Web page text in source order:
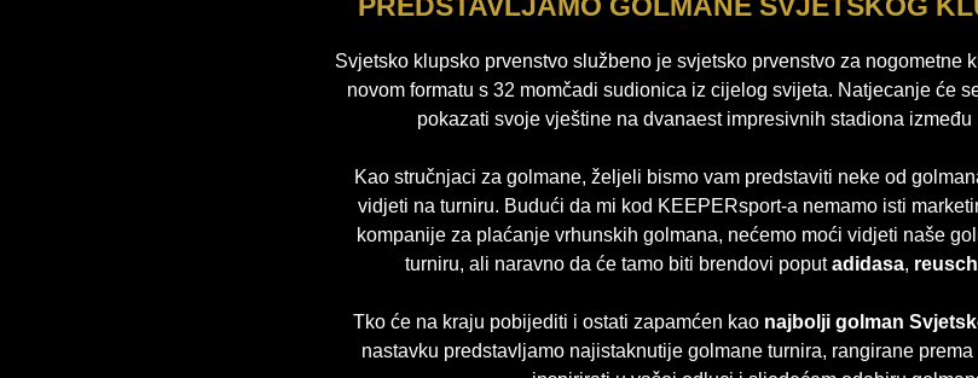
Svjetsko klupsko prvenstvo službeno je svjetsko prvenstvo za nogometne
novom formatu s 32 momčadi sudionica iz cijelog svijeta. Natjecanje će
pokazati svoje vještine na dvanaest impresivnih stadiona
Kao stručnjaci za golmane, željeli bismo vam predstaviti neke od
vidjeti na turniru. Budući da mi kod KEEPERsport-a nemamo isti
kompanije za plaćanje vrhunskih golmana, nećemo moći vidjeti naše
turniru, ali naravno da će tamo biti brendovi poputadidasa,
Tko će na kraju pobijediti i ostati zapamćen kao najbolji golman
nastavku predstavljamo najistaknutije golmane turnira, rangirane